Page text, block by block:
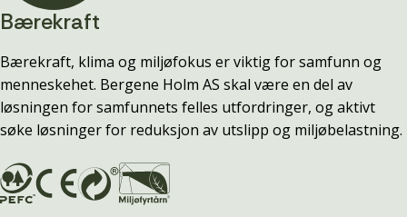
Bærekraft
Bærekraft, klima og miljøfokus er viktig for samfunn og
menneskehet. Bergene Holm AS skal være en del av
løsningen for samfunnets felles utfordringer, og aktivt
søke løsninger for reduksjon av utslipp og miljøbelastning.